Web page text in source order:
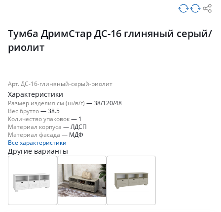
Тумба ДримСтар ДС-16 глиняный серый/
риолит
Арт. ДС-16-глиняный-серый-риолит
Характеристики
Размер изделия см (ш/в/г) —38/120/48
Вес брутто—38.5
Количество упаковок— 1
Материал корпуса — ЛДСП
Материал фасада — МДФ
Все характеристики
Другие варианты